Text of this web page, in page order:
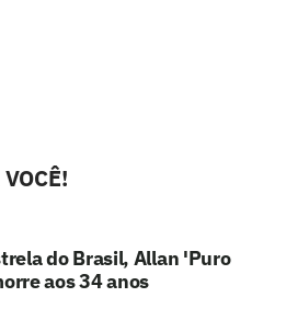
do Brasil, Allan 'Puro
aos 34 anos